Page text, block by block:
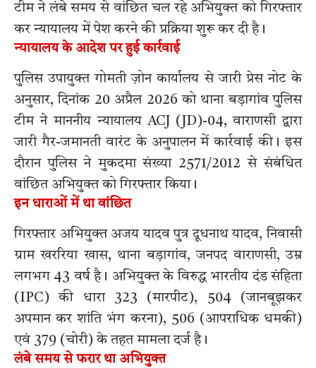
टीम ने लंबे समय से वांछित चल रहे अभियुक्त को गिरफ्तार
कर न्यायालय में पेश करने की प्रक्रिया शुरू कर दी है।
न्यायालय के आदेश पर हुई कार्रवाई
पुलिस उपायुक्त गोमती ज़ोन कार्यालय से जारी प्रेस नोट के
अनुसार, दिनांक 20 अप्रैल 2026 को थाना बड़ागांव पुलिस
टीम ने माननीय न्यायालय ACJ (JD)-04, वाराणसी द्वारा
जारी गैर-जमानती वारंट के अनुपालन में कार्रवाई की। इस
दौरान पुलिस ने मुकदमा संख्या 2571/2012 से संबंधित
वांछित अभियुक्त को गिरफ्तार किया।
इन धाराओं में था वांछित
गिरफ्तार अभियुक्त अजय यादव पुत्र दूधनाथ यादव, निवासी
ग्राम खररिया खास, थाना बड़ागांव, जनपद वाराणसी, उम्र
लगभग 43 वर्ष है। अभियुक्त के विरुद्ध भारतीय दंड संहिता
(IPC) की धारा 323 (मारपीट), 504 (जानबूझकर
अपमान कर शांति भंग करना), 506 (आपराधिक धमकी)
एवं 379 (चोरी) के तहत मामला दर्ज है।
लंबे समय से फरार था अभियुक्त